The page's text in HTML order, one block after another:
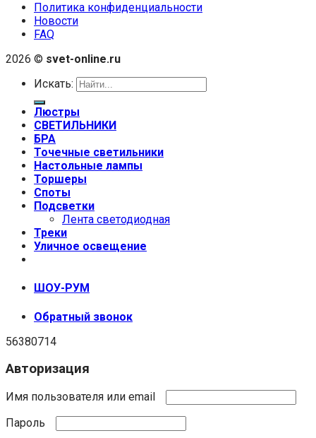
Политика конфиденциальности
Новости
FAQ
2026 © svet-online.ru
Искать:
Люстры
СВЕТИЛЬНИКИ
БРА
Точечные светильники
Настольные лампы
Торшеры
Споты
Подсветки
Лента светодиодная
Треки
Уличное освещение
ШОУ-РУМ
Обратный звонок
56380714
Авторизация
Имя пользователя или email
Пароль